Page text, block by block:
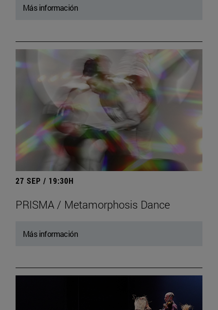
Más información
27 SEP / 19:30H
PRISMA / Metamorphosis Dance
Más información